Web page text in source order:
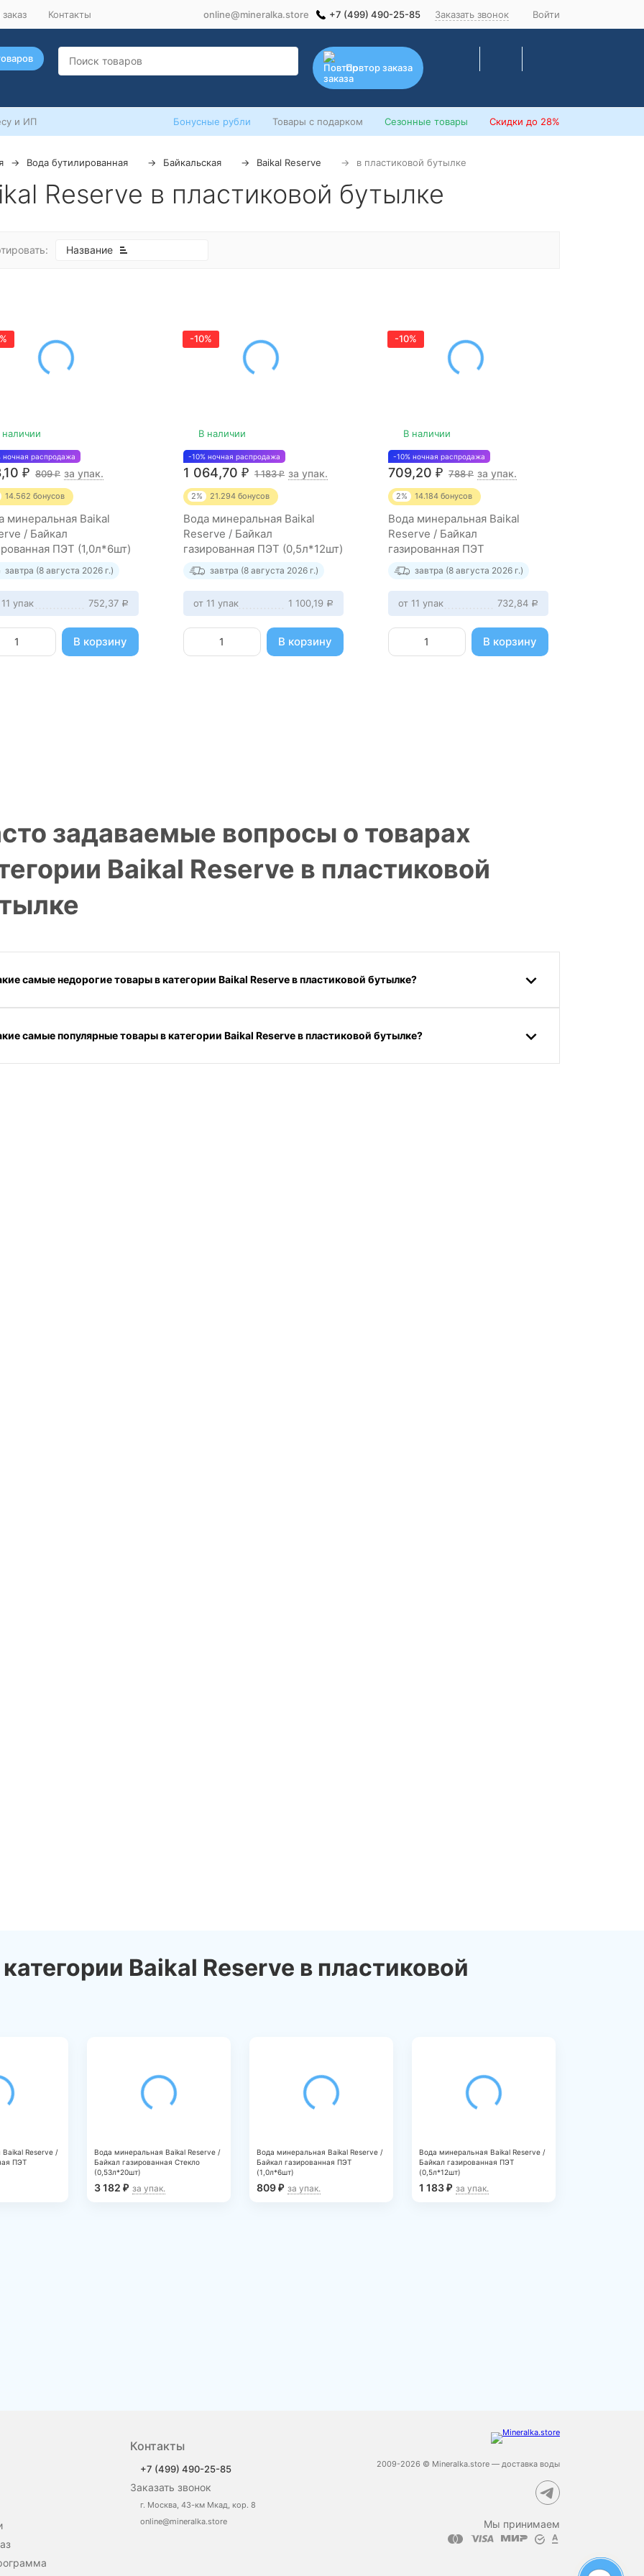
Контакты online@mineralka.store +7 (499) 490-25-85 Заказать звонок Войти
Повтор заказа
и ИП Бонусные рубли Товары с подарком Сезонные товары Скидки до 28%
Вода бутилированная Байкальская Baikal Reserve в пластиковой бутылке
Reserve в пластиковой бутылке
Название
наличии
ночная распродажа
₽ 809₽ за упак.
14.562 бонусов
минеральная Baikal
/ Байкал
ПЭТ (1,0л*6шт)
завтра (8 августа 2026 г.)
упак 752,37 Р
В корзину
-10%
В наличии
-10% ночная распродажа
1 064,70 ₽ 1 183₽ за упак.
2% 21.294 бонусов
Вода минеральная Baikal
Reserve / Байкал
газированная ПЭТ (0,5л*12шт)
завтра (8 августа 2026 г.)
от 11 упак 1 100,19 Р
В корзину
-10%
В наличии
-10% ночная распродажа
709,20 ₽ 788₽ за упак.
2% 14.184 бонусов
Вода минеральная Baikal
Reserve / Байкал
газированная ПЭТ
(0,33л*12шт)
завтра (8 августа 2026 г.)
от 11 упак 732,84 Р
В корзину
задаваемые вопросы о товарах
Baikal Reserve в пластиковой
самые недорогие товары в категории Baikal Reserve в пластиковой бутылке?
самые популярные товары в категории Baikal Reserve в пластиковой бутылке?
Baikal Reserve в пластиковой
Reserve /
ПЭТ
Вода минеральная Baikal Reserve /
Байкал газированная Стекло
(0,53л*20шт)
3 182 ₽ за упак.
Вода минеральная Baikal Reserve /
Байкал газированная ПЭТ
(1,0л*6шт)
809₽ за упак.
Вода минеральная Baikal Reserve /
Байкал газированная ПЭТ
(0,5л*12шт)
1 183₽ за упак.
Контакты
+7 (499) 490-25-85
Заказать звонок
г. Москва, 43-км Мкад, кор. 8
online@mineralka.store
2009-2026 © Mineralka.store — доставка воды
Мы принимаем